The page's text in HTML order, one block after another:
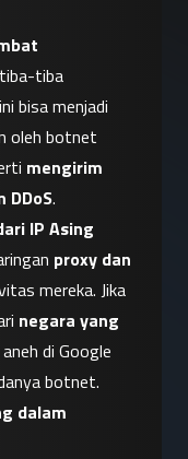
tiba
bisa menjadi
oleh botnet
mengirim
DDoS.
IP Asing
proxy dan
mereka. Jika
negara yang
di Google
botnet.
dalam